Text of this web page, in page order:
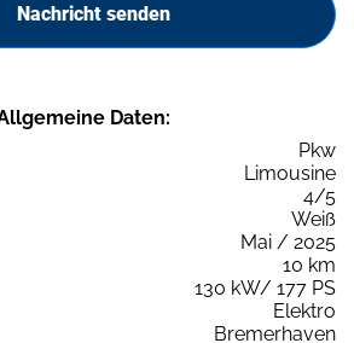
Nachricht senden
Daten:
Pkw
Limousine
4/5
Weiß
Mai / 2025
10 km
130 kW/ 177 PS
Elektro
Bremerhaven